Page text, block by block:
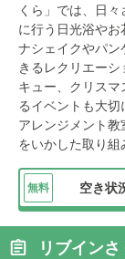
くら」では、日
に行う日光浴や
ナシェイクやパ
きるレクリエー
キュー、クリス
るイベントも大
アレンジメント
をいかした取り組
無料 空き状
リブイン